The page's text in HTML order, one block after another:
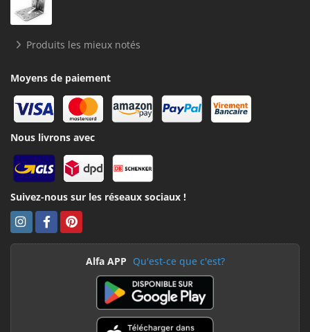
Produits les mieux notés
Moyens de paiement
Nous livrons avec
Suivez-nous sur les réseaux sociaux !
Alfa APP Qu'est-ce que c'est?